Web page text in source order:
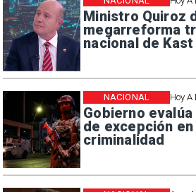
Ministro Quiroz
megarreforma
nacional de Kast
Hoy
Gobierno
de excepción
criminalidad
NACIONAL